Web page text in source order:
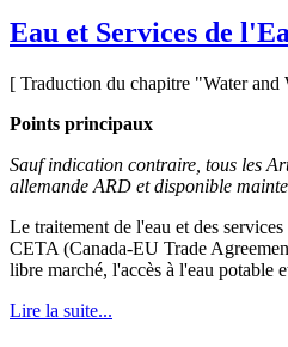
Eau et Services de
[ Traduction du chapitre "Water and
Points principaux
Sauf indication contraire, tous les
allemande ARD et disponible
Le traitement de l'eau et des
CETA (Canada-EU Trade
libre marché, l'accès à l'eau potable
Lire la suite...